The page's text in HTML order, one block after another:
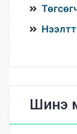
Шинэ